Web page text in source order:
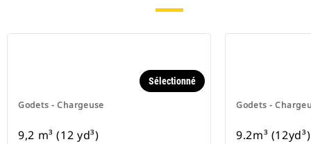
Godets - Chargeuse
Sélectionné
9,2 m³ (12 yd³)
Godets -
9.2m³ (12yd³)